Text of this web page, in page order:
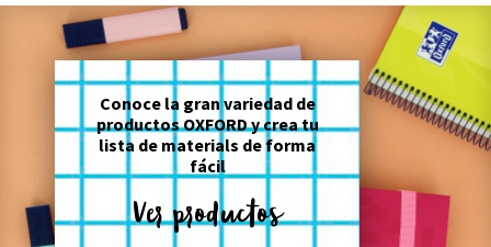
Conoce la gran variedad de
productos OXFORD y crea tu
lista de materials de forma
fácil
Ver productos